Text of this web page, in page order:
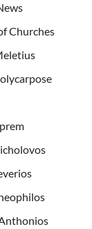
Churches